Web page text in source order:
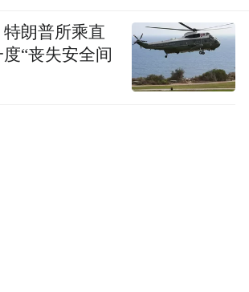
朗普所乘直
“丧失安全间